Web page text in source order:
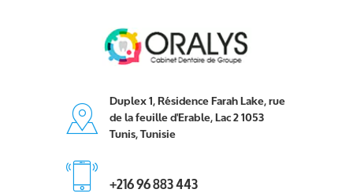
Duplex 1, Résidence Farah Lake, rue
de la feuille d'Erable, Lac 2 1053
Tunis, Tunisie
+216 96 883 443